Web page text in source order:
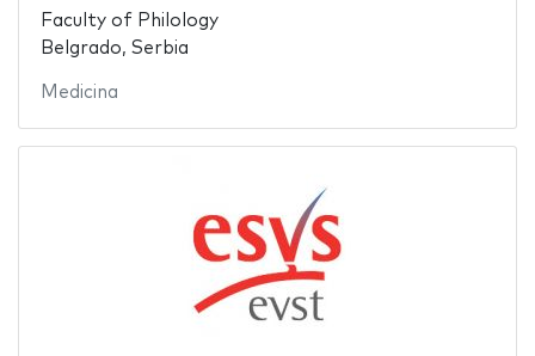
Faculty of Philology
Belgrado, Serbia
Medicina